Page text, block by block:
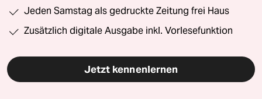
Jeden Samstag als gedruckte Zeitung frei Haus
Zusätzlich digitale Ausgabe inkl. Vorlesefunktion
Jetzt kennenlernen